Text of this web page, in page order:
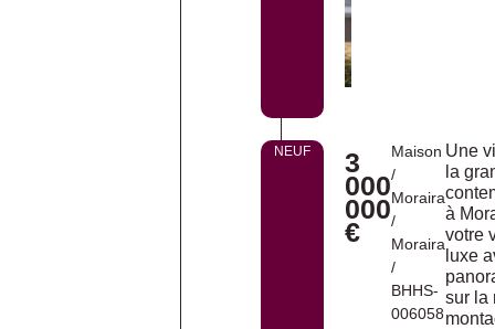
NEUF 3
000
000
€
Maison
/
Moraira
/
Moraira
/
BHHS-
006058
Une
la
à
votre
luxe
sur la